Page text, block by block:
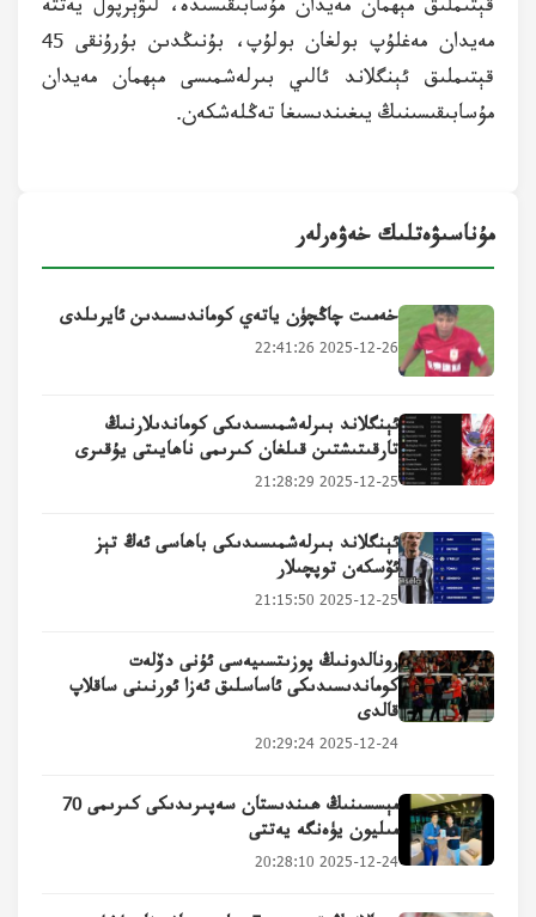
قېتىملىق مېھمان مەيدان مۇسابىقىسىدە، لىۋېرپول يەتتە
مەيدان مەغلۇپ بولغان بولۇپ، بۇنىڭدىن بۇرۇنقى 45
قېتىملىق ئېنگلاند ئالىي بىرلەشمىسى مېھمان مەيدان
مۇسابىقىسىنىڭ يىغىندىسىغا تەڭلەشكەن.
مۇناسىۋەتلىك خەۋەرلەر
خەمىت چاڭچۈن ياتەي كوماندىسىدىن ئايرىلدى
2025-12-26 22:41:26
ئېنگلاند بىرلەشمىسىدىكى كوماندىلارنىڭ
تارقىتىشتىن قىلغان كىرىمى ناھايىتى يۇقىرى
2025-12-25 21:28:29
ئېنگلاند بىرلەشمىسىدىكى باھاسى ئەڭ تېز
ئۆسكەن توپچىلار
2025-12-25 21:15:50
رونالدونىڭ پوزىتسىيەسى ئۇنى دۆلەت
كوماندىسىدىكى ئاساسلىق ئەزا ئورنىنى ساقلاپ
قالدى
2025-12-24 20:29:24
مېسسىنىڭ ھىندىستان سەپىرىدىكى كىرىمى 70
مىليون يۈەنگە يەتتى
2025-12-24 20:28:10